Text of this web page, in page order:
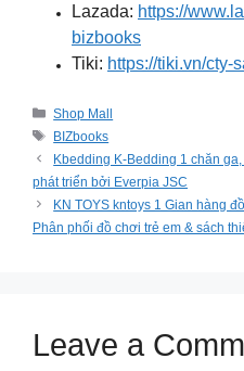
Lazada: https://
bizbooks
Tiki: https://tiki.vn/cty-
Categories
Shop Mall
Tags
BIZbooks
Kbedding K-Bedding 1 chăn
phát triển bởi Everpia JSC
KN TOYS kntoys 1 Gian hàng
Phân phối đồ chơi trẻ em & sách
Leave a